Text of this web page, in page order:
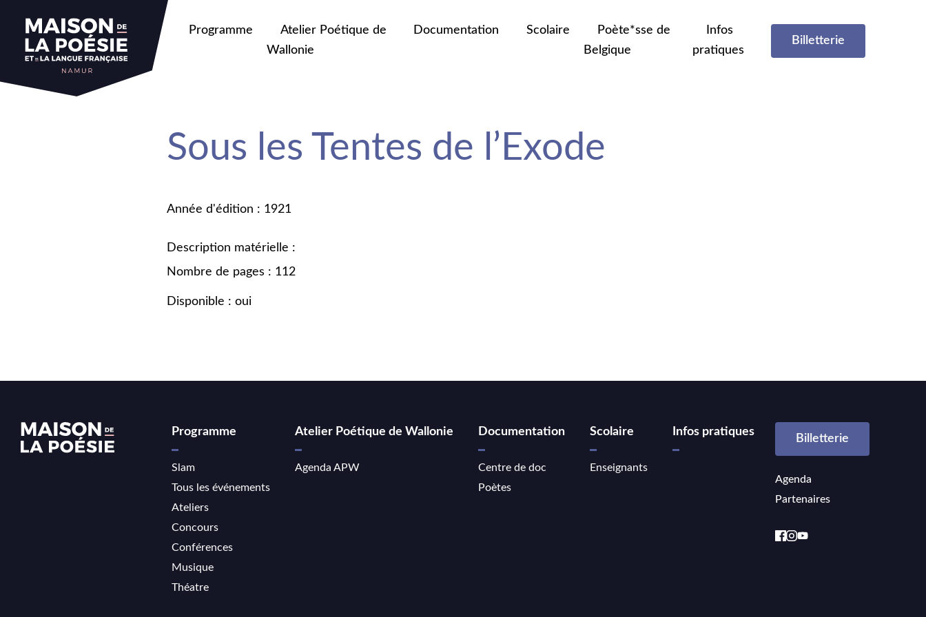
Programme
Atelier Poétique de
Wallonie
Documentation Scolaire
Poète*sse de
Belgique
Infos
pratiques
Billetterie
Sous les Tentes de l’Exode
Année d'édition : 1921
Description matérielle :
Nombre de pages : 112
Disponible : oui
Programme
Slam
Tous les événements
Ateliers
Concours
Conférences
Musique
Théatre
Atelier Poétique de Wallonie
Agenda APW
Documentation
Centre de doc
Poètes
Scolaire
Enseignants
Infos pratiques
Billetterie
Agenda
Partenaires